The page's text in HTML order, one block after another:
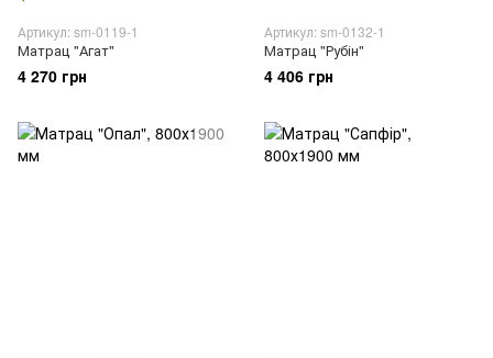
Артикул: sm-0119-1
Матрац "Агат"
4 270 грн
Артикул: sm-0132-1
Матрац "Рубін"
4 406 грн